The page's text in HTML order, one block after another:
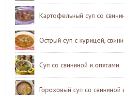
Картофельный суп со
Острый суп с курицей,
Суп со свининой и опятами
Гороховый суп со свининой